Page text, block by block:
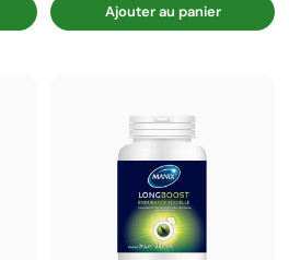
Ajouter au panier